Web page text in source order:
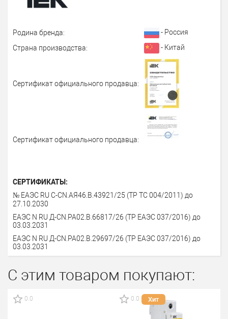
Родина бренда:
- Россия
Страна производства:
- Китай
Сертификат официального продавца:
Сертификат официального продавца:
СЕРТИФИКАТЫ:
№ ЕАЭС RU C-CN.AЯ46.B.43921/25 (ТР ТС 004/2011) до
27.10.2030
ЕАЭС N RU Д-CN.PA02.B.66817/26 (ТР EАЭС 037/2016) до
03.03.2031
ЕАЭС N RU Д-CN.PA02.B.29697/26 (ТР EАЭС 037/2016) до
03.03.2031
С этим товаром покупают:
0.0 0.0 Хит